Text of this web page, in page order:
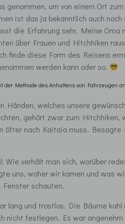
genommen, um von einem Ort
ist das ja bekanntlich auch
die Erfahrung sehr. Meine
über Frauen und Hitchhiken
finde diese Form des Reisens
werden kann oder so.
der Methode des Anhaltens von
Händen, welches unsere
gehört zwar zum Hitchhiken,
öfter nach Kaitaia muss.
Wie verhält man sich, worüber
uns, woher wir kamen und was
schauten.
lang und trostlos. Die Bäume
nicht festlegen. Es war